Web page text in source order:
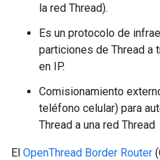
la red Thread).
Es un protocolo de
particiones de Thread a
en IP.
Comisionamiento
teléfono celular) para
Thread a una red Thread
El OpenThread Border Router